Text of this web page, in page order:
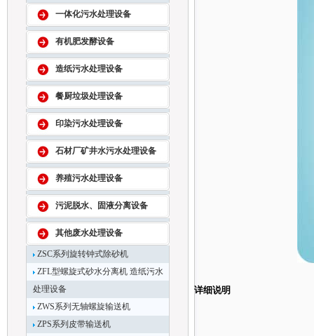
一体化污水处理设备
有机肥发酵设备
造纸污水处理设备
餐厨垃圾处理设备
印染污水处理设备
石材厂矿井水污水处理设备
养殖污水处理设备
污泥脱水、固液分离设备
其他废水处理设备
ZSC系列旋转钟式除砂机
ZFL型螺旋式砂水分离机 造纸污水
处理设备
ZWS系列无轴螺旋输送机
ZPS系列皮带输送机
详细说明